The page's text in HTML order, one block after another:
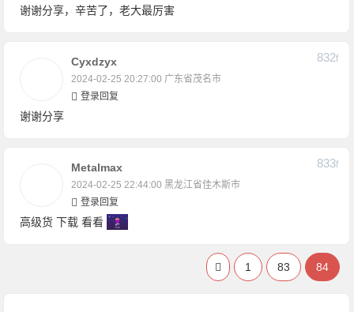
谢谢分享，辛苦了，老大最厉害
Cyxdzyx
2024-02-25 20:27:00 广东省茂名市
832F
登录回复
谢谢分享
Metalmax
2024-02-25 22:44:00 黑龙江省佳木斯市
833F
登录回复
高级货 下载 看看
1 83 84